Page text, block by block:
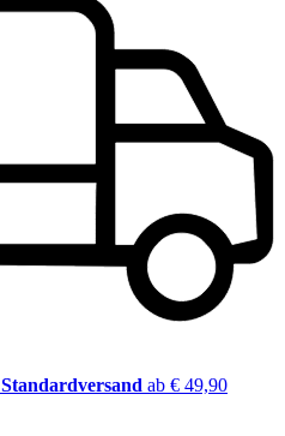
ab € 49,90